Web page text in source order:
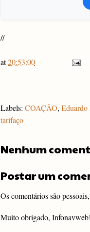
//
at20:53:00
Labels: COAÇÃO, Eduardo
tarifaço
Nenhum
Postar um
Os comentários são
Muito obrigado, Infonavweb!